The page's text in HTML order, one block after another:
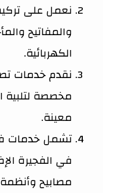
نعمل على
والمفاتيح
الكهربائية.
نقدم خدمات
مخصصة لتلبية
معينة.
تشمل خدمات
في الفجيرة
مصابيح